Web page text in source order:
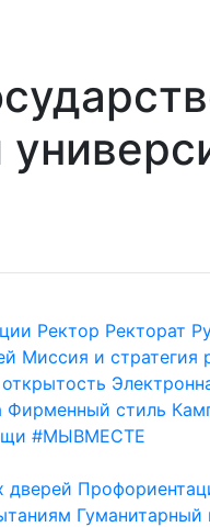
Ректор Ректорат
Миссия и стратегия
Фирменный стиль
#МЫВМЕСТЕ
дверей
Гуманитарный